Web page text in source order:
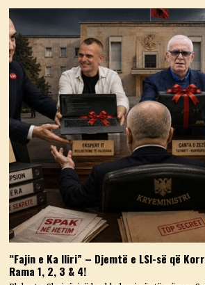
“Fajin e Ka Iliri” – Djemtë e LSI-së që
Rama 1, 2, 3 & 4!